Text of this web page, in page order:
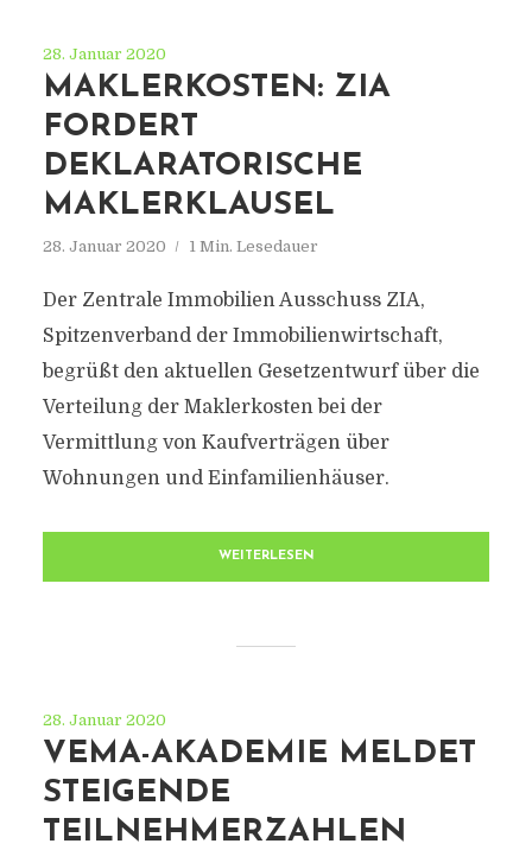
28. Januar 2020
MAKLERKOSTEN: ZIA
FORDERT
DEKLARATORISCHE
MAKLERKLAUSEL
28. Januar 2020 1 Min. Lesedauer
Der Zentrale Immobilien Ausschuss ZIA,
Spitzenverband der Immobilienwirtschaft,
begrüßt den aktuellen Gesetzentwurf über die
Verteilung der Maklerkosten bei der
Vermittlung von Kaufverträgen über
Wohnungen und Einfamilienhäuser.
WEITERLESEN
28. Januar 2020
VEMA-AKADEMIE MELDET
STEIGENDE
TEILNEHMERZAHLEN